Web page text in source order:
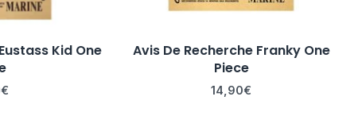
Kid One
€
Avis De Recherche Franky One
Piece
14,90€